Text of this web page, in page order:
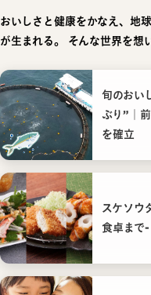
おいしさと健康をかなえ、地
が生まれる。
そんな世界を想
旬のおい
ぶり”｜
を確立
スケソウ
食卓まで-